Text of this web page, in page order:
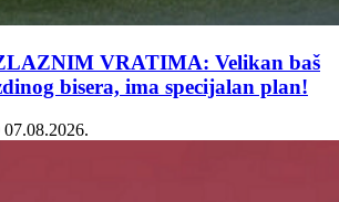
VRATIMA: Velikan baš
bisera, ima specijalan plan!
07.08.2026.